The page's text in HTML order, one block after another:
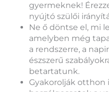
gyermeknek!
nyújtó szülői
Ne ő döntse el, mi
amelyben még
a rendszerre, a
észszerű
betartatunk.
Gyakorolják otthon